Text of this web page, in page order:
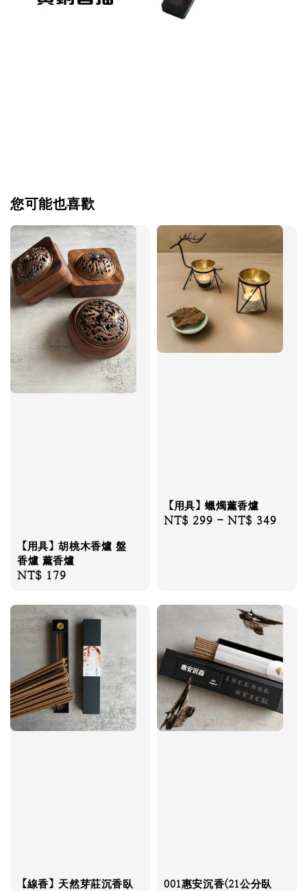
您可能也喜歡
【用具】胡桃木香爐 盤
香爐 薰香爐
Regular
NT$ 179
【用具】蠟燭薰香爐
Regular
NT$ 299 -NT$ 349
【線香】天然芽莊沉香臥
001惠安沉香(21公分臥